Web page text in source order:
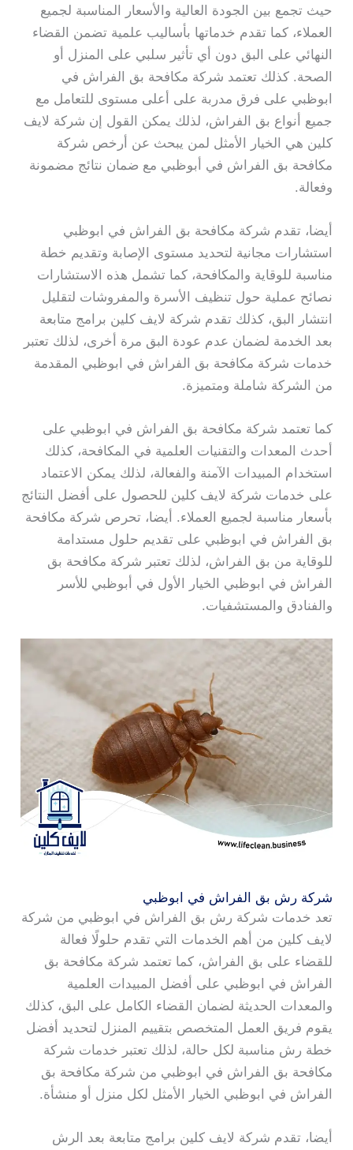
حيث تجمع بين الجودة العالية والأسعار المناسبة لجميع
العملاء، كما تقدم خدماتها بأساليب علمية تضمن القضاء
النهائي على البق دون أي تأثير سلبي على المنزل أو
الصحة. كذلك تعتمد شركة مكافحة بق الفراش في
ابوظبي على فرق مدربة على أعلى مستوى للتعامل مع
جميع أنواع بق الفراش، لذلك يمكن القول إن شركة لايف
كلين هي الخيار الأمثل لمن يبحث عن أرخص شركة
مكافحة بق الفراش في أبوظبي مع ضمان نتائج مضمونة
وفعالة.
أيضا، تقدم شركة مكافحة بق الفراش في ابوظبي
استشارات مجانية لتحديد مستوى الإصابة وتقديم خطة
مناسبة للوقاية والمكافحة، كما تشمل هذه الاستشارات
نصائح عملية حول تنظيف الأسرة والمفروشات لتقليل
انتشار البق، كذلك تقدم شركة لايف كلين برامج متابعة
بعد الخدمة لضمان عدم عودة البق مرة أخرى، لذلك تعتبر
خدمات شركة مكافحة بق الفراش في ابوظبي المقدمة
من الشركة شاملة ومتميزة.
كما تعتمد شركة مكافحة بق الفراش في ابوظبي على
أحدث المعدات والتقنيات العلمية في المكافحة، كذلك
استخدام المبيدات الآمنة والفعالة، لذلك يمكن الاعتماد
على خدمات شركة لايف كلين للحصول على أفضل النتائج
بأسعار مناسبة لجميع العملاء. أيضا، تحرص شركة مكافحة
بق الفراش في ابوظبي على تقديم حلول مستدامة
للوقاية من بق الفراش، لذلك تعتبر شركة مكافحة بق
الفراش في ابوظبي الخيار الأول في أبوظبي للأسر
والفنادق والمستشفيات.
شركة رش بق الفراش في ابوظبي
تعد خدمات شركة رش بق الفراش في ابوظبي من شركة
لايف كلين من أهم الخدمات التي تقدم حلولًا فعالة
للقضاء على بق الفراش، كما تعتمد شركة مكافحة بق
الفراش في ابوظبي على أفضل المبيدات العلمية
والمعدات الحديثة لضمان القضاء الكامل على البق، كذلك
يقوم فريق العمل المتخصص بتقييم المنزل لتحديد أفضل
خطة رش مناسبة لكل حالة، لذلك تعتبر خدمات شركة
مكافحة بق الفراش في ابوظبي من شركة مكافحة بق
الفراش في ابوظبي الخيار الأمثل لكل منزل أو منشأة.
أيضا، تقدم شركة لايف كلين برامج متابعة بعد الرش